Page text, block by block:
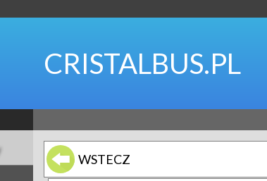
CRISTALBUS.PL
WSTECZ